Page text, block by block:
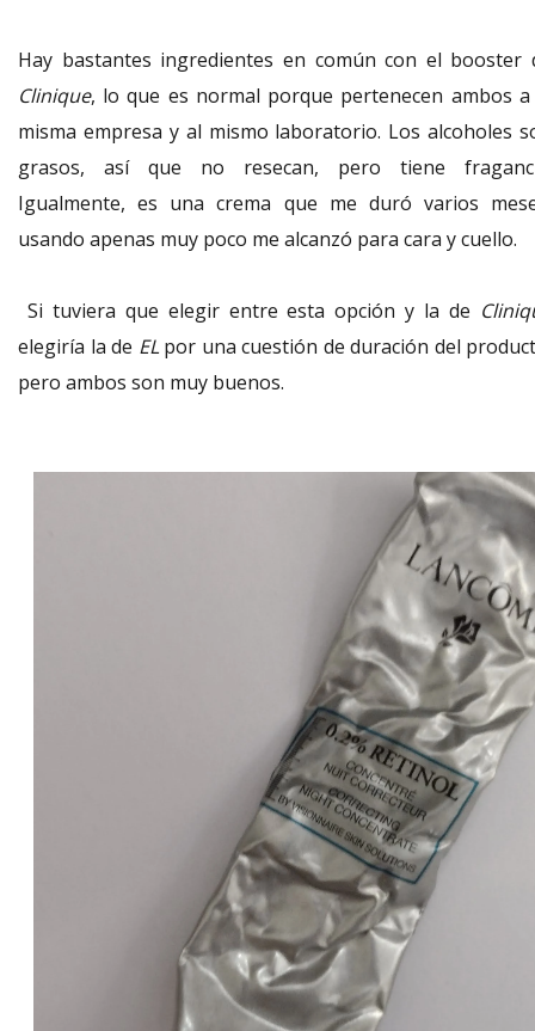
Hay bastantes ingredientes en común con el booster
Clinique, lo que es normal porque pertenecen ambos
misma empresa y al mismo laboratorio. Los alcoholes
grasos, así que no resecan, pero tiene
Igualmente, es una crema que me duró varios
usando apenas muy poco me alcanzó para cara y cuello.
Si tuviera que elegir entre esta opción y la de
elegiría la de ELpor una cuestión de duración del
pero ambos son muy buenos.